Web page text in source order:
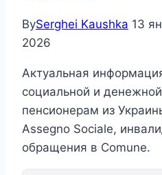
BySerghei Kaushka 13
2026
Актуальная
социальной и
пенсионерам из
Assegno Sociale,
обращения в Comune.